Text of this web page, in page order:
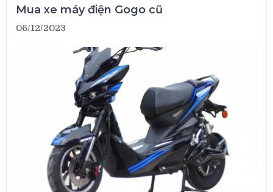
Mua xe máy điện Gogo cũ
06/12/2023